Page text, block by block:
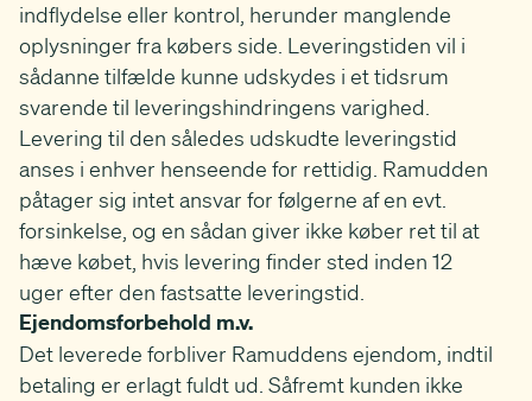
indflydelse eller kontrol, herunder manglende
oplysninger fra købers side. Leveringstiden vil i
sådanne tilfælde kunne udskydes i et tidsrum
svarende til leveringshindringens varighed.
Levering til den således udskudte leveringstid
anses i enhver henseende for rettidig. Ramudden
påtager sig intet ansvar for følgerne af en evt.
forsinkelse, og en sådan giver ikke køber ret til at
hæve købet, hvis levering finder sted inden 12
uger efter den fastsatte leveringstid.
Ejendomsforbehold m.v.
Det leverede forbliver Ramuddens ejendom, indtil
betaling er erlagt fuldt ud. Såfremt kunden ikke